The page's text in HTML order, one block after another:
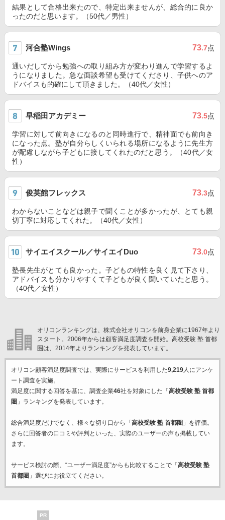
結果として合格出来たので、特定出来ませんが、総合的に良か
ったのだと思います。（50代／男性）
河合塾Wings 73.7点
通いだしてから勉強への取り組み方が変わり進んで学習するよ
うになりました。急な面談希望も受けてくださり、子供へのア
ドバイスも的確にして頂きました。（40代／女性）
早稲田アカデミー 73.5点
学習に対して前向きになるのと同時進行で、精神面でも前向き
になった点。塾が自分らしくいられる場所になるように先生方
が配慮しながら子どもに接してくれたのだと思う。（40代／女
性）
俊英館フレックス 73.3点
わからないことなどは親子で聞くことが多かったが、とても親
切丁寧に対応してくれた。（40代／女性）
サイエイスクール／サイエイDuo 73.0点
塾長先生がとても良かった。子どもの特性を良く見て下さり、
アドバイスも分かりやすくて子どもが良く聞いていたと思う。
（40代／女性）
オリコンランキングは、株式会社オリコンを前身企業に1967年より
スタート。2006年からは顧客満足度調査を開始。高校受験 塾 首都
圏は、2014年よりランキングを発表しています。
オリコン顧客満足度調査では、実際にサービスを利用した9,219人にアンケ
ート調査を実施。
満足度に関する回答を基に、調査企業46社を対象にした「 高校受験 塾 首都
圏 」ランキングを発表しています。
総合満足度だけでなく、様々な切り口から「 高校受験 塾 首都圏 」を評価。
さらに回答者の口コミや評判といった、実際のユーザーの声も掲載してい
ます。
サービス検討の際、“ユーザー満足度”からも比較することで「 高校受験 塾
首都圏 」選びにお役立てください。
PR